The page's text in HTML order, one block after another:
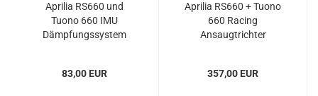
Aprilia RS660 und
Tuono 660 IMU
Dämpfungssystem
83,00 EUR
Aprilia RS660 + Tuono
660 Racing
Ansaugtrichter
357,00 EUR